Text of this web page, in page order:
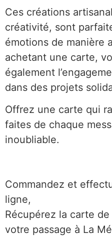
Ces créations
créativité, sont
émotions de manière
achetant une carte,
également
dans des projets
Offrez une carte qui
faites de chaque
inoubliable.
Commandez et
ligne,
Récupérez la carte
votre passage à La